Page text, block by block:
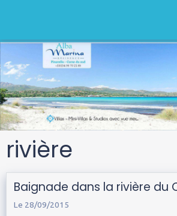
rivière
Baignade dans la rivière du
Le 28/09/2015